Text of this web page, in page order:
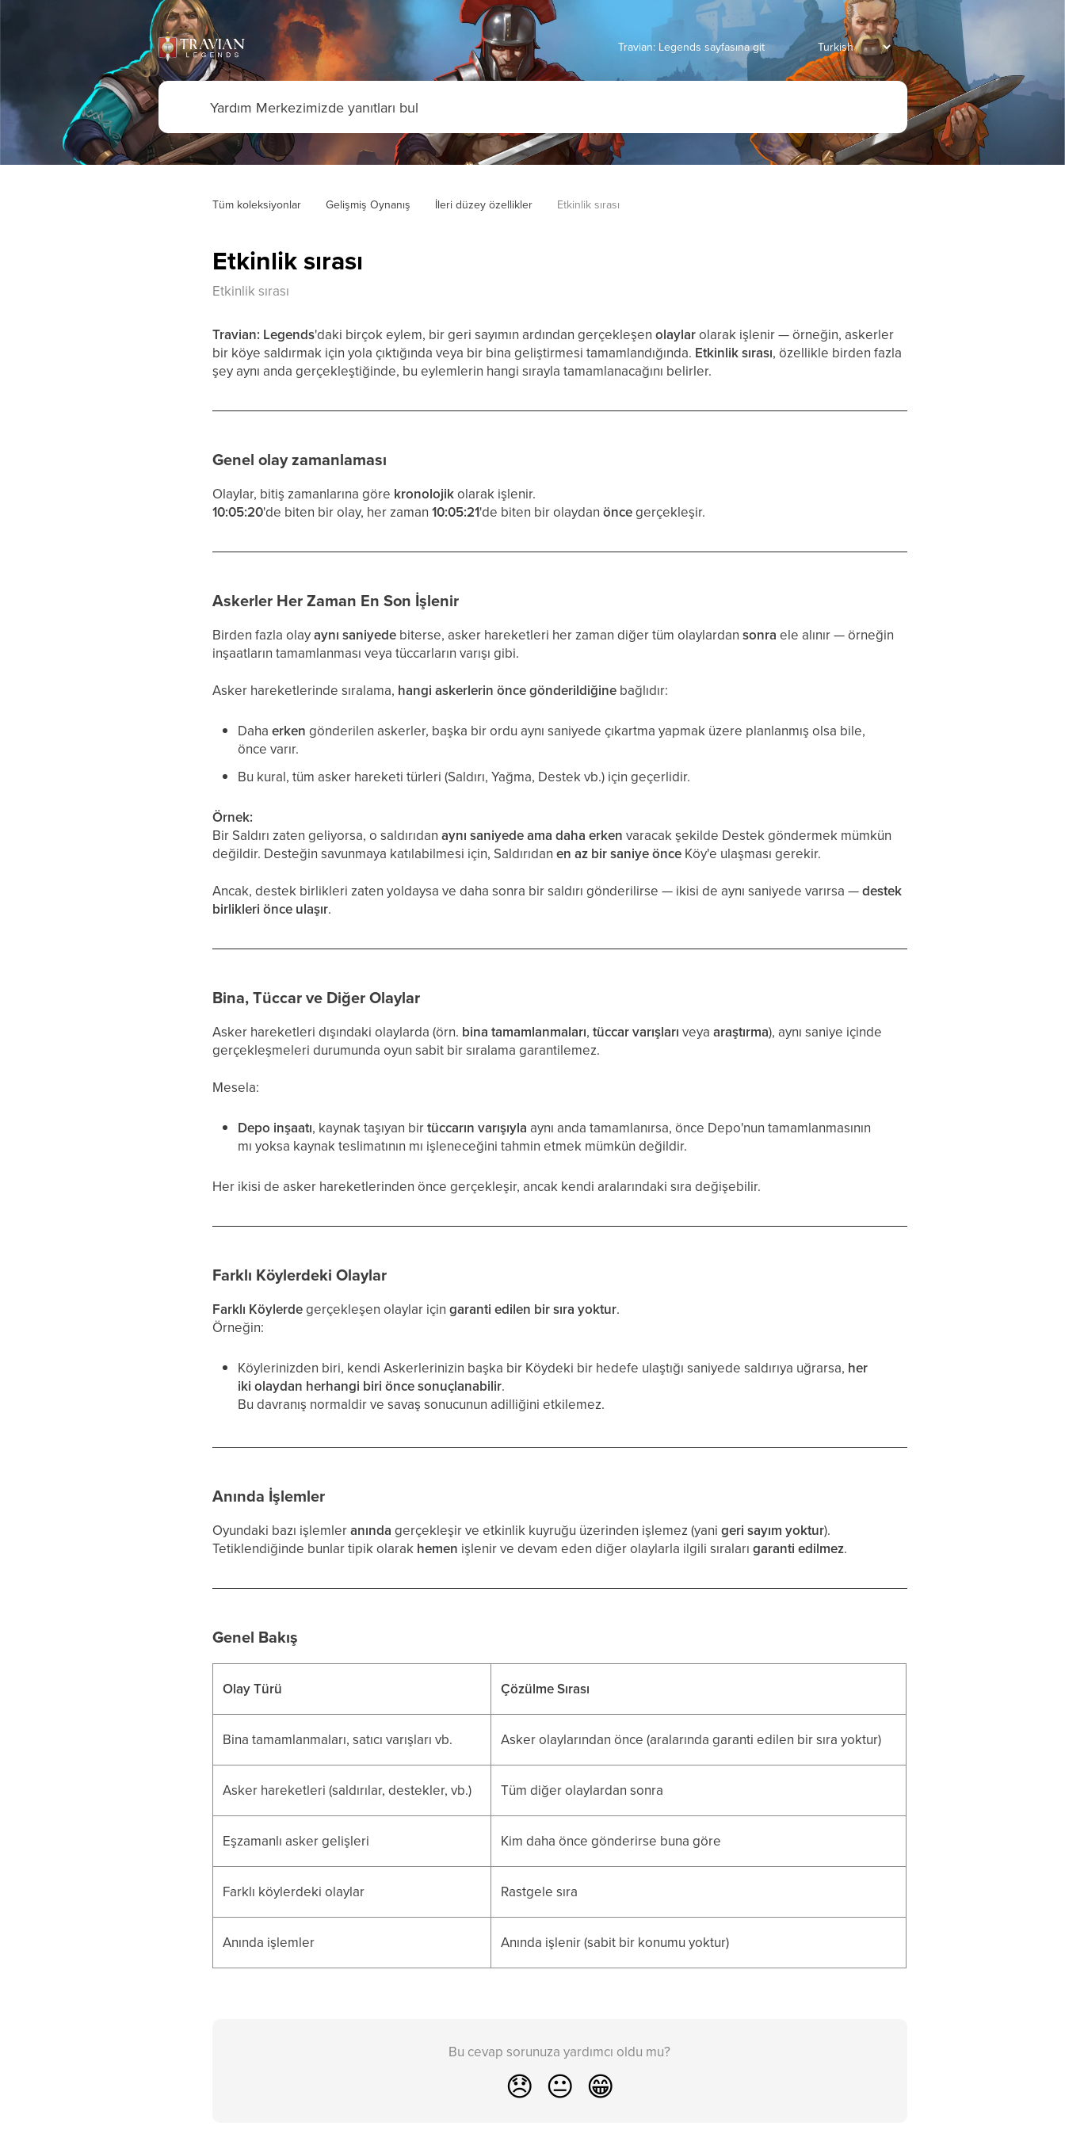
Travian: Legends sayfasına git
Tüm koleksiyonlar Gelişmiş Oynanış İleri düzey özellikler Etkinlik sırası
Etkinlik sırası
Etkinlik sırası
Travian: Legends'daki birçok eylem, bir geri sayımın ardından gerçekleşenolaylarolarak işlenir — örneğin, askerler
bir köye saldırmak için yola çıktığında veya bir bina geliştirmesi tamamlandığında. Etkinlik sırası, özellikle birden fazla
şey aynı anda gerçekleştiğinde, bu eylemlerin hangi sırayla tamamlanacağını belirler.
Genel olay zamanlaması
Olaylar, bitiş zamanlarına göre kronolojikolarak işlenir.
10:05:20'de biten bir olay, her zaman10:05:21'de biten bir olaydanöncegerçekleşir.
Askerler Her Zaman En Son İşlenir
Birden fazla olayaynı saniyede biterse, asker hareketleri her zaman diğer tüm olaylardansonra ele alınır — örneğin
inşaatların tamamlanması veya tüccarların varışı gibi.
Asker hareketlerinde sıralama, hangi askerlerin önce gönderildiğine bağlıdır:
Dahaerken gönderilen askerler, başka bir ordu aynı saniyede çıkartma yapmak üzere planlanmış olsa bile,
önce varır.
Bu kural, tüm asker hareketi türleri (Saldırı, Yağma, Destek vb.) için geçerlidir.
Örnek:
Bir Saldırı zaten geliyorsa, o saldırıdanaynı saniyede ama daha erken varacak şekilde Destek göndermek mümkün
değildir. Desteğin savunmaya katılabilmesi için, Saldırıdanen az bir saniye önce Köy'e ulaşması gerekir.
Ancak, destek birlikleri zaten yoldaysa ve daha sonra bir saldırı gönderilirse — ikisi de aynı saniyede varırsa —destek
birlikleri önce ulaşır.
Bina, Tüccar ve Diğer Olaylar
Asker hareketleri dışındaki olaylarda (örn. bina tamamlanmaları,tüccar varışları veyaaraştırma), aynı saniye içinde
gerçekleşmeleri durumunda oyun sabit bir sıralama garantilemez.
Mesela:
Depo inşaatı, kaynak taşıyan birtüccarın varışıyla aynı anda tamamlanırsa, önce Depo'nun tamamlanmasının
mı yoksa kaynak teslimatının mı işleneceğini tahmin etmek mümkün değildir.
Her ikisi de asker hareketlerinden önce gerçekleşir, ancak kendi aralarındaki sıra değişebilir.
Farklı Köylerdeki Olaylar
Farklı Köylerdegerçekleşen olaylar içingaranti edilen bir sıra yoktur.
Örneğin:
Köylerinizden biri, kendi Askerlerinizin başka bir Köydeki bir hedefe ulaştığı saniyede saldırıya uğrarsa, her
iki olaydan herhangi biri önce sonuçlanabilir.
Bu davranış normaldir ve savaş sonucunun adilliğini etkilemez.
Anında İşlemler
Oyundaki bazı işlemleranında gerçekleşir ve etkinlik kuyruğu üzerinden işlemez (yanigeri sayım yoktur).
Tetiklendiğinde bunlar tipik olarak hemen işlenir ve devam eden diğer olaylarla ilgili sıralarıgaranti edilmez.
Genel Bakış
Olay Türü Çözülme Sırası
Bina tamamlanmaları, satıcı varışları vb. Asker olaylarından önce (aralarında garanti edilen bir sıra yoktur)
Asker hareketleri (saldırılar, destekler, vb.) Tüm diğer olaylardan sonra
Eşzamanlı asker gelişleri Kim daha önce gönderirse buna göre
Farklı köylerdeki olaylar Rastgele sıra
Anında işlemler Anında işlenir (sabit bir konumu yoktur)
Bu cevap sorunuza yardımcı oldu mu?
😞 😐 😁